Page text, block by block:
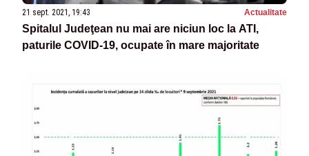
21 sept. 2021, 19:43 Actualitate
Spitalul Judeţean nu mai are niciun loc la ATI,
paturile COVID-19, ocupate în mare majoritate